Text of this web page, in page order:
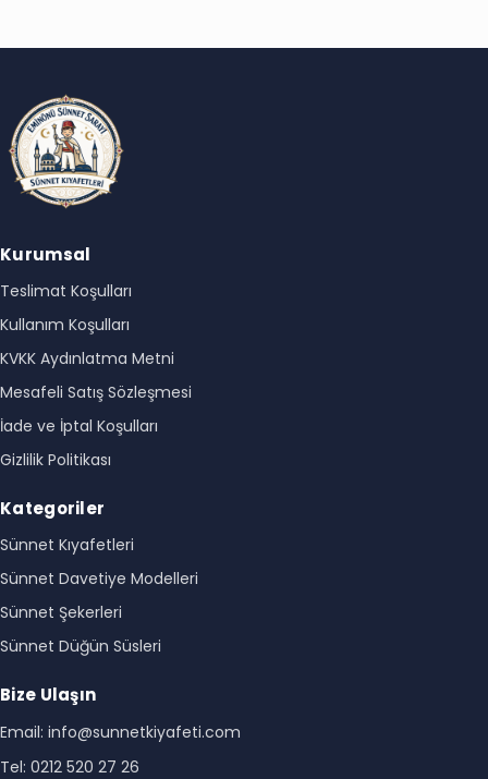
Kurumsal
Teslimat Koşulları
Kullanım Koşulları
KVKK Aydınlatma Metni
Mesafeli Satış Sözleşmesi
İade ve İptal Koşulları
Gizlilik Politikası
Kategoriler
Sünnet Kıyafetleri
Sünnet Davetiye Modelleri
Sünnet Şekerleri
Sünnet Düğün Süsleri
Bize Ulaşın
Email: info@sunnetkiyafeti.com
Tel: 0212 520 27 26